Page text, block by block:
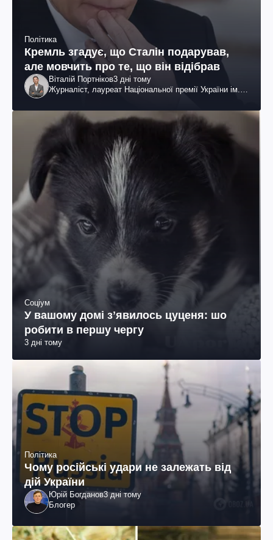
Політика
Кремль згадує, що Сталін подарував,
але мовчить про те, що він відібрав
Віталій Портніков3 дні тому
Журналіст, лауреат Національної премії України ім.
Соціум
У вашому домі зʼявилось цуценя: шо
робити в першу чергу
3 дні тому
Політика
Чому російські удари не залежать від
дій України
Юрій Богданов3 дні тому
Блогер